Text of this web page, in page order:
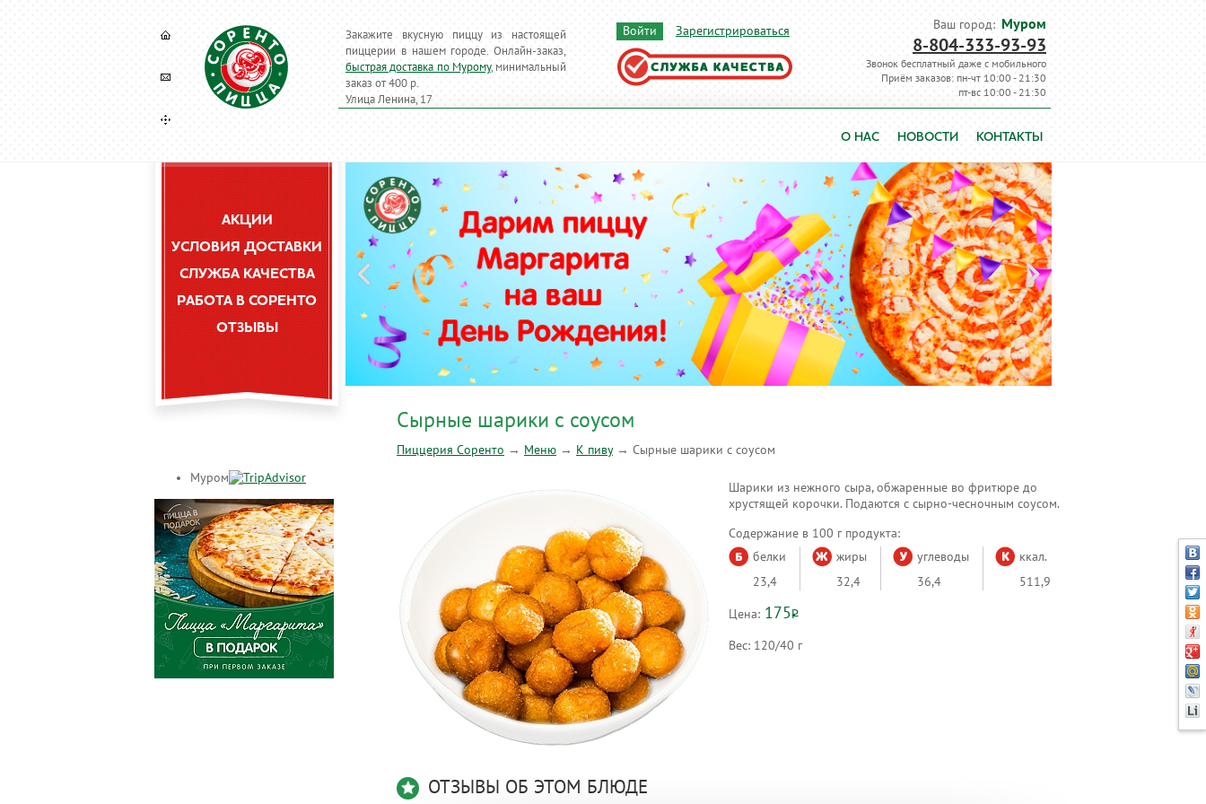
Сырные шарики с соусом
Пиццерия Соренто → Меню → К пиву→ Сырные шарики с соусом
Шарики из нежного сыра, обжаренные во фритюре до
хрустящей корочки. Подаются с сырно-чесночным соусом.
Содержание в 100 г продукта:
белки
23,4
жиры
32,4
углеводы
36,4
ккал.
511,9
Цена: 175Р
Вес: 120/40 г
ОТЗЫВЫ ОБ ЭТОМ БЛЮДЕ
Муром
Ваш город: Муром
8-804-333-93-93
Звонок бесплатный даже с мобильного
Приём заказов: пн-чт 10:00 - 21:30
пт-вс 10:00 - 21:30
О НАС НОВОСТИ КОНТАКТЫ
Закажите вкусную пиццу из настоящей
пиццерии в нашем городе. Онлайн-заказ,
быстрая доставка по Мурому, минимальный
заказ от 400 р.
Улица Ленина, 17
Войти Зарегистрироваться
АКЦИИ
УСЛОВИЯ ДОСТАВКИ
СЛУЖБА КАЧЕСТВА
РАБОТА В СОРЕНТО
ОТЗЫВЫ